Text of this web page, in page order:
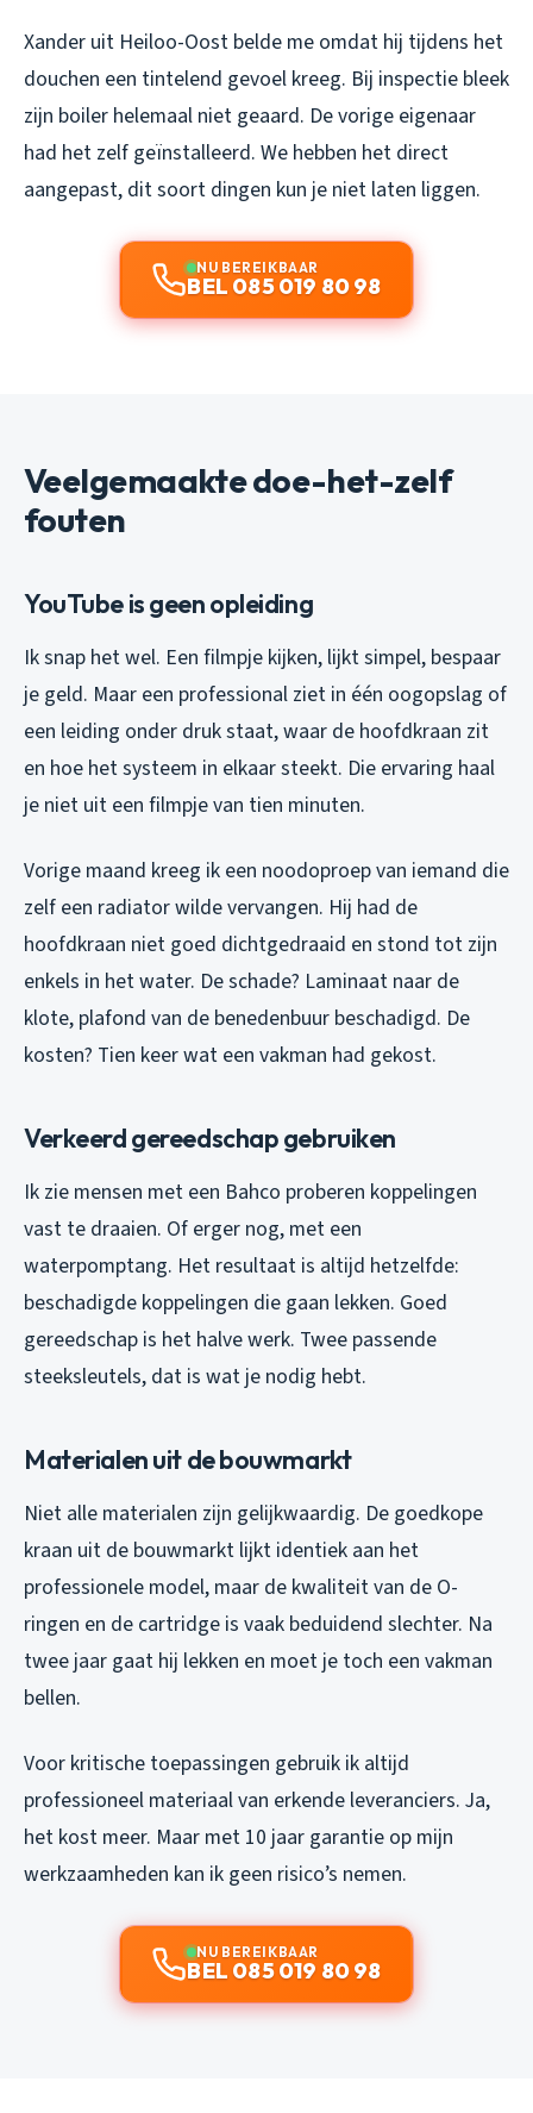
Xander uit Heiloo-Oost belde me omdat hij tijdens het
douchen een tintelend gevoel kreeg. Bij inspectie bleek
zijn boiler helemaal niet geaard. De vorige eigenaar
had het zelf geïnstalleerd. We hebben het direct
aangepast, dit soort dingen kun je niet laten liggen.
NU BEREIKBAAR
BEL 085 019 80 98
Veelgemaakte doe-het-zelf
fouten
YouTube is geen opleiding
Ik snap het wel. Een filmpje kijken, lijkt simpel, bespaar
je geld. Maar een professional ziet in één oogopslag of
een leiding onder druk staat, waar de hoofdkraan zit
en hoe het systeem in elkaar steekt. Die ervaring haal
je niet uit een filmpje van tien minuten.
Vorige maand kreeg ik een noodoproep van iemand die
zelf een radiator wilde vervangen. Hij had de
hoofdkraan niet goed dichtgedraaid en stond tot zijn
enkels in het water. De schade? Laminaat naar de
klote, plafond van de benedenbuur beschadigd. De
kosten? Tien keer wat een vakman had gekost.
Verkeerd gereedschap gebruiken
Ik zie mensen met een Bahco proberen koppelingen
vast te draaien. Of erger nog, met een
waterpomptang. Het resultaat is altijd hetzelfde:
beschadigde koppelingen die gaan lekken. Goed
gereedschap is het halve werk. Twee passende
steeksleutels, dat is wat je nodig hebt.
Materialen uit de bouwmarkt
Niet alle materialen zijn gelijkwaardig. De goedkope
kraan uit de bouwmarkt lijkt identiek aan het
professionele model, maar de kwaliteit van de O-
ringen en de cartridge is vaak beduidend slechter. Na
twee jaar gaat hij lekken en moet je toch een vakman
bellen.
Voor kritische toepassingen gebruik ik altijd
professioneel materiaal van erkende leveranciers. Ja,
het kost meer. Maar met 10 jaar garantie op mijn
werkzaamheden kan ik geen risico’s nemen.
NU BEREIKBAAR
BEL 085 019 80 98